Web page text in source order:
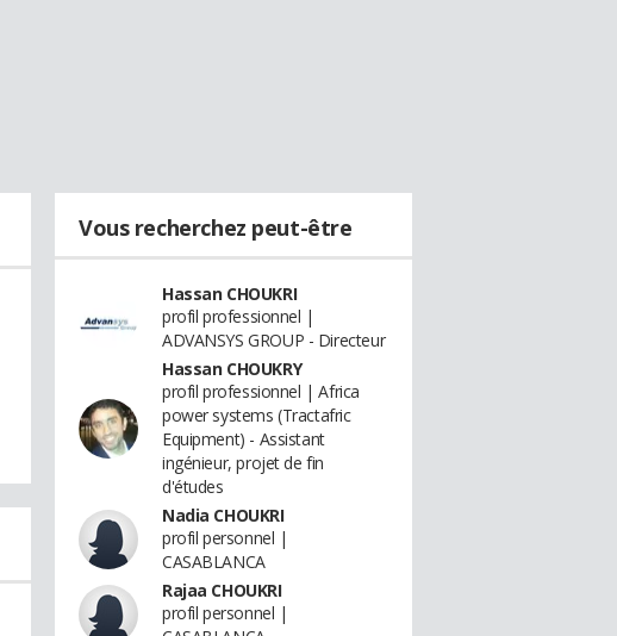
Vous recherchez peut-être
Hassan CHOUKRI
profil professionnel |
ADVANSYS GROUP - Directeur
Hassan CHOUKRY
profil professionnel | Africa
power systems (Tractafric
Equipment) - Assistant
ingénieur, projet de fin
d'études
Nadia CHOUKRI
profil personnel |
CASABLANCA
Rajaa CHOUKRI
profil personnel |